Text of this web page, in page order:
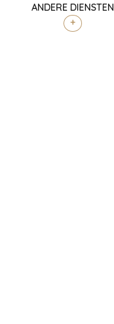
ANDERE DIENSTEN
+